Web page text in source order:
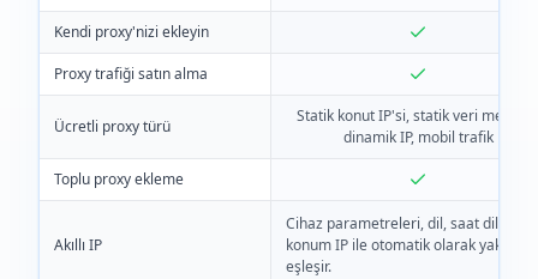
Kendi proxy'nizi ekleyin
Proxy trafiği satın alma
Ücretli proxy türü
Statik konut IP'si, statik veri merkezi,
dinamik IP, mobil trafik
Toplu proxy ekleme
Akıllı IP
Cihaz parametreleri, dil, saat dilimi ve
konum IP ile otomatik olarak yakından
eşleşir.